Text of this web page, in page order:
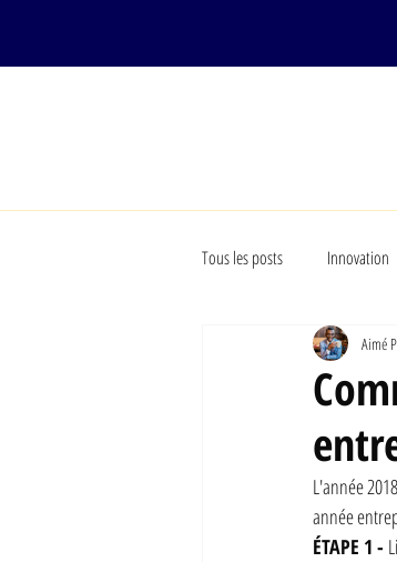
Tous les posts Innovation
Philosophie Aimé
L'année
année
ÉTAPE 1 -